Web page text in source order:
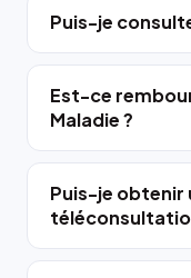
Puis-je
Est-ce
Maladie ?
Puis-je obtenir